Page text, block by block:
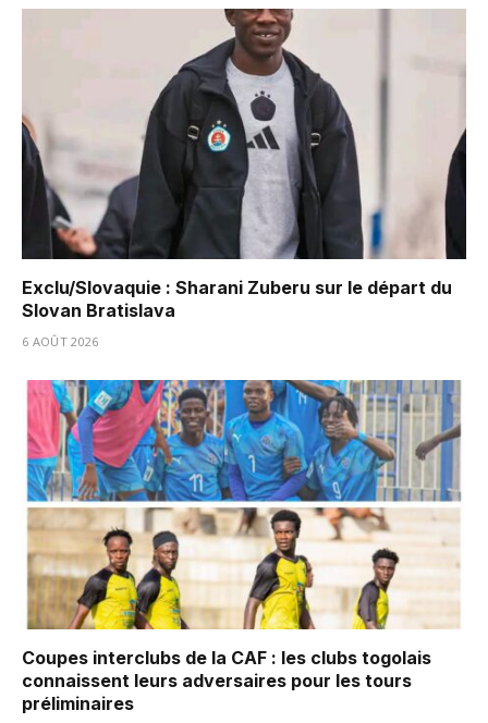
Exclu/Slovaquie : Sharani Zuberu sur le départ du
Slovan Bratislava
6 AOÛT 2026
Coupes interclubs de la CAF : les clubs togolais
connaissent leurs adversaires pour les tours
préliminaires